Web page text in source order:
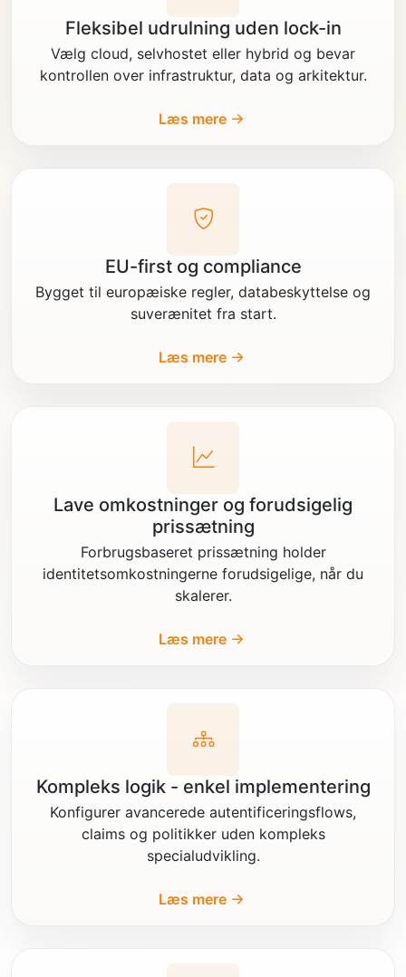
Fleksibel udrulning uden lock-in
Vælg cloud, selvhostet eller hybrid og bevar
kontrollen over infrastruktur, data og arkitektur.
Læs mere
EU-first og compliance
Bygget til europæiske regler, databeskyttelse og
suverænitet fra start.
Læs mere
Lave omkostninger og forudsigelig
prissætning
Forbrugsbaseret prissætning holder
identitetsomkostningerne forudsigelige, når du
skalerer.
Læs mere
Kompleks logik - enkel implementering
Konfigurer avancerede autentificeringsflows,
claims og politikker uden kompleks
specialudvikling.
Læs mere